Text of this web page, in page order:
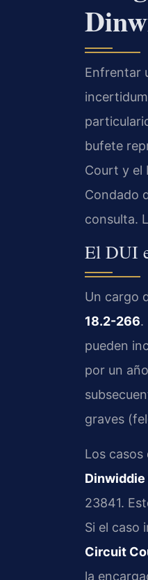
Enfrentar
bufete
Court y el
Condado
consulta.
El DUI
Un cargo
18.2-266.
pueden
por un
graves
Los casos
23841.
Si el caso
Circuit
la